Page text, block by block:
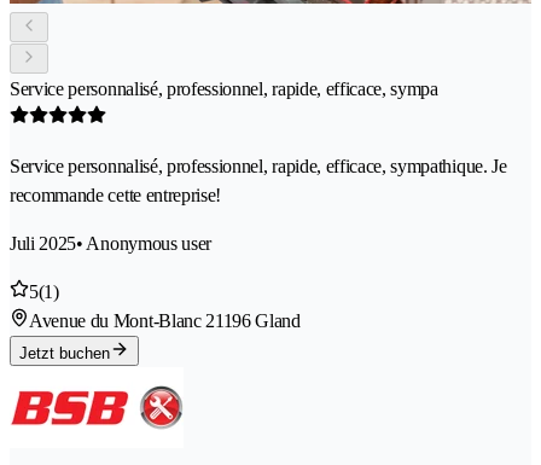
Service personnalisé, professionnel, rapide, efficace, sympa
Service personnalisé, professionnel, rapide, efficace, sympathique. Je
recommande cette entreprise!
Juli 2025• Anonymous user
5(1)
Avenue du Mont-Blanc 21196 Gland
Jetzt buchen